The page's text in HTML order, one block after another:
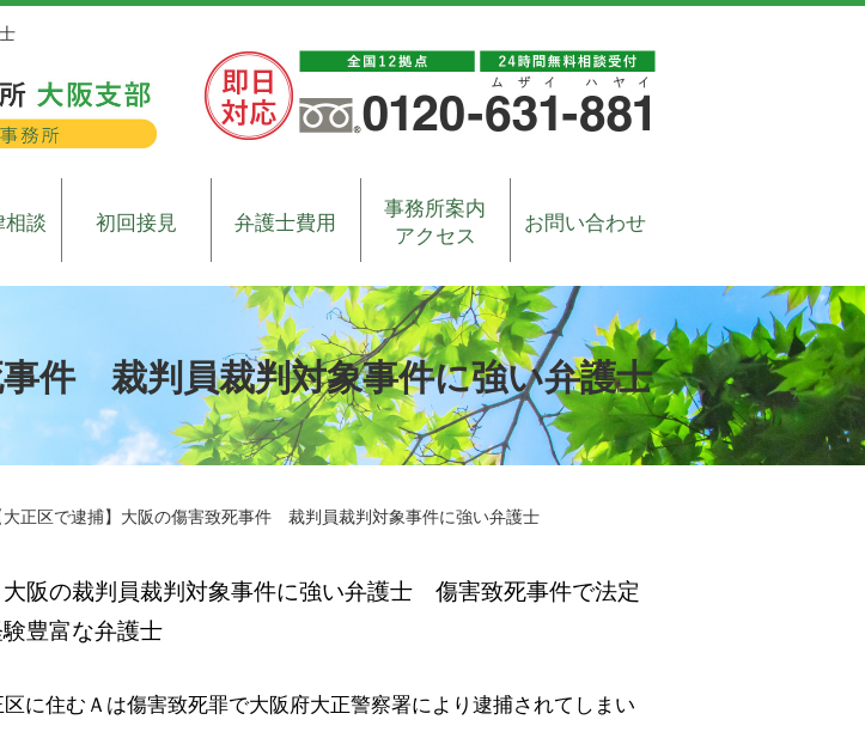
談 初回接見 弁護士費用
事務所案内
アクセス
お問い合わせ
事件 裁判員裁判対象事件に強い弁護士
大正区で逮捕】大阪の傷害致死事件 裁判員裁判対象事件に強い弁護士
大阪の裁判員裁判対象事件に強い弁護士 傷害致死事件で法定
豊富な弁護士
に住むＡは傷害致死罪で大阪府大正警察署により逮捕されてしまい